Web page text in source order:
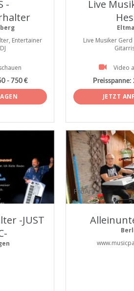
-
Entertainer
- 750 €
Live
Live Musiker Gerd
Video
Preisspanne:
JETZT
-JUST
ProArtist